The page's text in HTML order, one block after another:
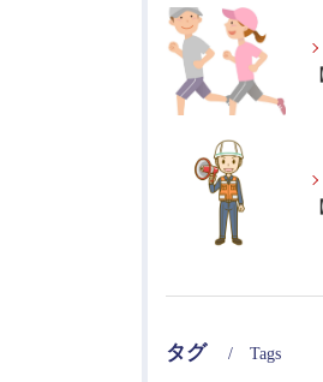
タグ Tags